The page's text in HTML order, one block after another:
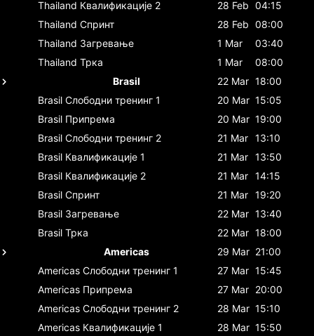
Thailand Квалификације 2 28 Feb 04:15
Thailand Спринт 28 Feb 08:00
Thailand Загревање 1 Mar
03:40
Thailand Трка 1 Mar
08:00
Brasil
22 Mar 18:00
Brasil Слободни тренинг 1 20 Mar 15:05
Brasil Припрема 20 Mar 19:00
Brasil Слободни тренинг 2 21 Mar 13:10
Brasil Квалификације 1 21 Mar 13:50
Brasil Квалификације 2 21 Mar 14:15
Brasil Спринт 21 Mar 19:20
Brasil Загревање 22 Mar 13:40
Brasil Трка 22 Mar 18:00
Americas
29 Mar 21:00
Americas Слободни тренинг 1 27 Mar 15:45
Americas Припрема 27 Mar 20:00
Americas Слободни тренинг 2 28 Mar 15:10
Americas Квалификације 1 28 Mar 15:50